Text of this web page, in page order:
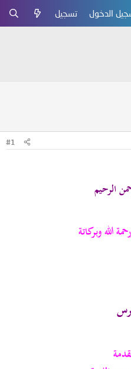
الدخول تسجيل
#1
الرحيم
الله وبركاتة